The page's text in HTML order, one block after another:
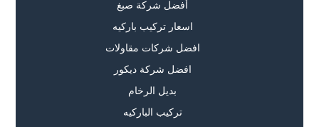
أفضل شركة صبغ
اسعار تركيب باركيه
افضل شركات مقاولات
افضل شركة ديكور
بديل الرخام
تركيب الباركيه